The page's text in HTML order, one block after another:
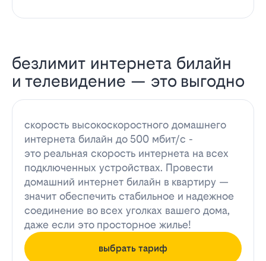
безлимит интернета билайн
и телевидение — это выгодно
скорость высокоскоростного домашнего
интернета билайн до 500 мбит/с -
это реальная скорость интернета на всех
подключенных устройствах. Провести
домашний интернет билайн в квартиру —
значит обеспечить стабильное и надежное
соединение во всех уголках вашего дома,
даже если это просторное жилье!
выбрать тариф